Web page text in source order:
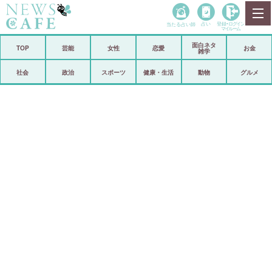
政治
当たる占い師 占い 登録• ログイン
マイルーム
TOP 芸能 女性 恋愛
面白ネタ
雑学
お金
社会 政治 スポーツ 健康・生活 動物 グルメ